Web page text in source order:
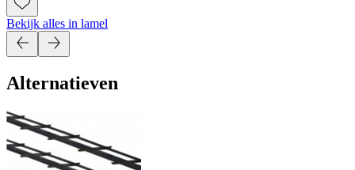
Bekijk alles in lamel
Alternatieven